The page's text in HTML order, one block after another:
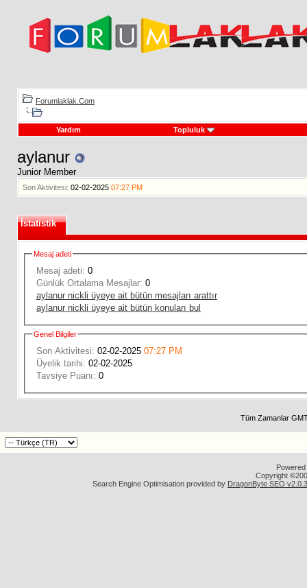
Forumlaklak.Com
Yardım Topluluk
aylanur
Junior Member
Son Aktivitesi: 02-02-2025 07:27 PM
İstatistik
Mesaj adeti
Mesaj adeti: 0
Günlük Ortalama Mesajlar: 0
aylanur nickli üyeye ait bütün mesajları arattır
aylanur nickli üyeye ait bütün konuları bul
Genel Bilgiler
Son Aktivitesi: 02-02-2025 07:27 PM
Üyelik tarihi: 02-02-2025
Tavsiye Puanı: 0
Tüm Zamanlar
Copyright
Search Engine Optimisation provided by DragonByte SEO